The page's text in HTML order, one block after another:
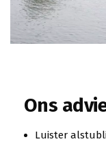
Ons
Luister